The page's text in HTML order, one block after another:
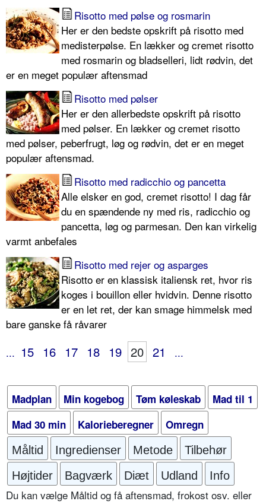
Risotto med pølse og rosmarin
Her er den bedste opskrift på risotto med
medisterpølse. En lækker og cremet risotto
med rosmarin og bladselleri, lidt rødvin, det
er en meget populær aftensmad
Risotto med pølser
Her er den allerbedste opskrift på risotto
med pølser. En lækker og cremet risotto
med pølser, peberfrugt, løg og rødvin, det er en meget
populær aftensmad.
Risotto med radicchio og pancetta
Alle elsker en god, cremet risotto! I dag får
du en spændende ny med ris, radicchio og
pancetta, løg og parmesan. Den kan virkelig
varmt anbefales
Risotto med rejer og asparges
Risotto er en klassisk italiensk ret, hvor ris
koges i bouillon eller hvidvin. Denne risotto
er en let ret, der kan smage himmelsk med
bare ganske få råvarer
... 15 16 17 18 19 20 21 ...
Madplan Min kogebog Tøm køleskab
Mad til 1
Mad 30 min
Kalorieberegner Omregn
Måltid Ingredienser Metode
Tilbehør
Højtider
Bagværk Diæt Udland Info
Du kan vælge Måltid og få aftensmad, frokost osv. eller